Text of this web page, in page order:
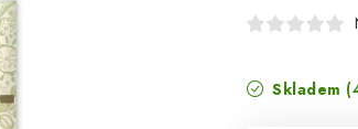
Skladem